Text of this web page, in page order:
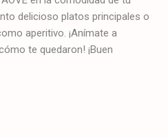
delicioso platos principales o
aperitivo. ¡Anímate a
te quedaron! ¡Buen